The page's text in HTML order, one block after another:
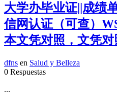
大学办毕业证||成绩
信网认证（可查）
本文凭对照，文凭
dfns en Salud y Belleza
0 Respuestas
...